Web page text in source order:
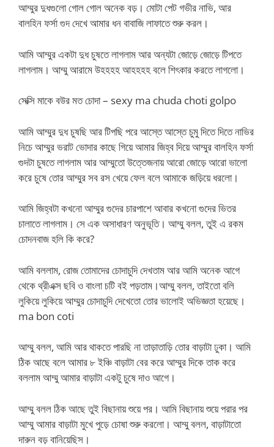
আম্মুর দুধগুলো গোল গোল অনেক বড়। মোটা পেট গভীর নাভি, আর
বালহিন ফর্সাগুদদেখে আমার ধন বাবাজি লাফাতে শুরু করল।
আমি আম্মুর একটা দুধ চুষতে লাগলাম আর অন্যটা জোড়ে জোড়ে টিপতে
লাগলাম। আম্মু আরামে উহহহহ আহহহহ বলে শিৎকার করতে লাগলো।
সেক্সি মাকে বউর মত চোদা – sexy ma chuda choti golpo
আমি আম্মুর দুধ চুষছি আর টিপছি পরে আস্তে আস্তে চুমু দিতে দিতে নাভির
নিচে আম্মুর ভরাট ভোদার কাছে গিয়ে আমার জিহ্ব দিয়ে আম্মুর বালহিন ফর্সা
গুদটা চুষতে লাগলাম আর আম্মুতো উত্তেজনায় আরো জোড়ে আরো ভালো
করে চুষে তোর আম্মুর সব রস খেয়ে ফেল বলে আমাকে জড়িয়ে ধরলো।
আমি জিহ্বটা কখনো আম্মুর গুদের চারপাশে আবার কখনো গুদের ভিতর
চালাতে লাগলাম। সে এক অসাধারণ অনুভূতি। আম্মু বলল, তুই এ রকম
চোদনবাজ হলি কি করে?
আমি বললাম, রোজ তোমাদের চোদাচুদি দেখতাম আর আমি অনেক আগে
থেকে থ্রীএক্স ছবি ও বাংলা চটি বই পড়তাম।আম্মু বলল, তাইতো বলি
লুকিয়ে লুকিয়ে আম্মুর চোদাচুদি দেখেতো তোর ভালোই অভিজ্ঞতা হয়েছে।
ma bon coti
আম্মু বলল, আমি আর থাকতে পারছি না তাড়াতাড়ি তোর বাড়াটা ঢুকা। আমি
ঠিক আছে বলে আমার ৮ ইঞ্চি বাড়াটা বের করে আম্মুর দিকে তাক করে
বললাম আম্মু আমার বাড়াটা একটু চুষে দাও আগে।
আম্মু বলল ঠিক আছে তুই বিছানায় শুয়ে পর। আমি বিছানায় শুয়ে পরার পর
আম্মু আমার বাড়াটা মুখে পুড়ে চোষা শুরু করলো। আম্মু বলল, বাড়াটাতো
দারুন বড় বানিয়েছিস।